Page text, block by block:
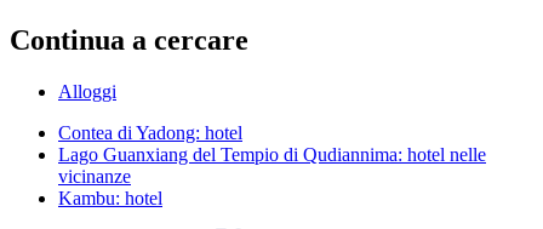
Continua a cercare
Alloggi
Contea di Yadong: hotel
Lago Guanxiang del Tempio di Qudiannima: hotel nelle
vicinanze
Kambu: hotel